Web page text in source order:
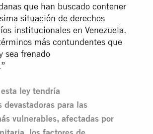
que han buscado contener
situación de derechos
institucionales en Venezuela.
más contundentes que
sea frenado
ley tendría
devastadoras para las
vulnerables, afectadas por